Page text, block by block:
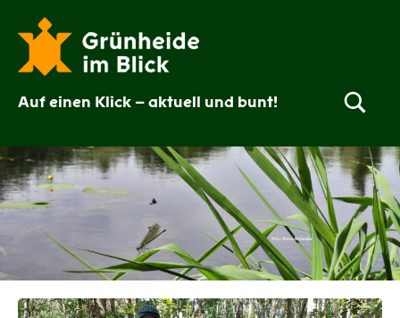
Inhalt
springen
Grünheide
im
Blick
Auf einen Klick – aktuell und bunt!